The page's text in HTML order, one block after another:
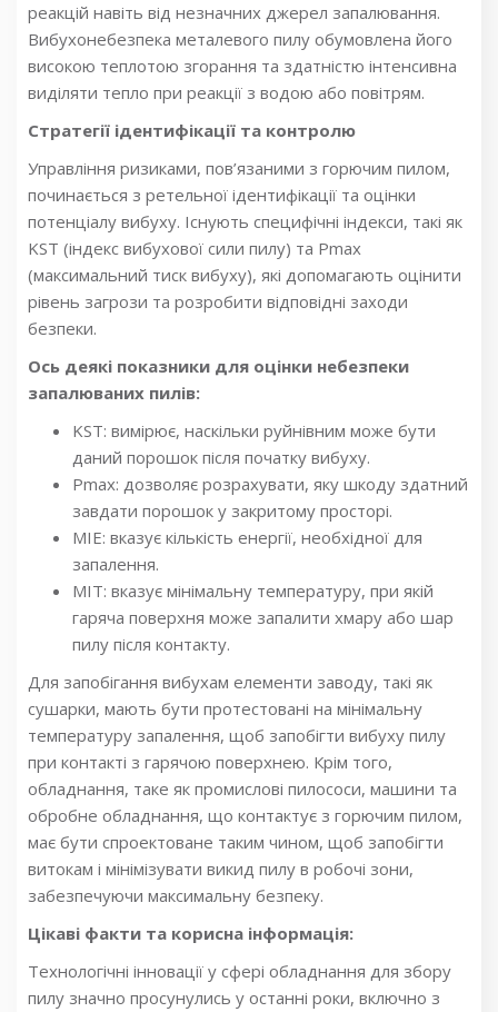
реакцій навіть від незначних джерел запалювання.
Вибухонебезпека металевого пилу обумовлена його
високою теплотою згорання та здатністю інтенсивна
виділяти тепло при реакції з водою або повітрям.
Стратегії ідентифікації та контролю
Управління ризиками, пов’язаними з горючим пилом,
починається з ретельної ідентифікації та оцінки
потенціалу вибуху. Існують специфічні індекси, такі як
KST (індекс вибухової сили пилу) та Pmax
(максимальний тиск вибуху), які допомагають оцінити
рівень загрози та розробити відповідні заходи
безпеки.
Ось деякі показники для оцінки небезпеки
запалюваних пилів:
KST: вимірює, наскільки руйнівним може бути
даний порошок після початку вибуху.
Pmax: дозволяє розрахувати, яку шкоду здатний
завдати порошок у закритому просторі.
MIE: вказує кількість енергії, необхідної для
запалення.
MIT: вказує мінімальну температуру, при якій
гаряча поверхня може запалити хмару або шар
пилу після контакту.
Для запобігання вибухам елементи заводу, такі як
сушарки, мають бути протестовані на мінімальну
температуру запалення, щоб запобігти вибуху пилу
при контакті з гарячою поверхнею. Крім того,
обладнання, таке як промислові пилососи, машини та
обробне обладнання, що контактує з горючим пилом,
має бути спроектоване таким чином, щоб запобігти
витокам і мінімізувати викид пилу в робочі зони,
забезпечуючи максимальну безпеку.
Цікаві факти та корисна інформація:
Технологічні інновації у сфері обладнання для збору
пилу значно просунулись у останні роки, включно з